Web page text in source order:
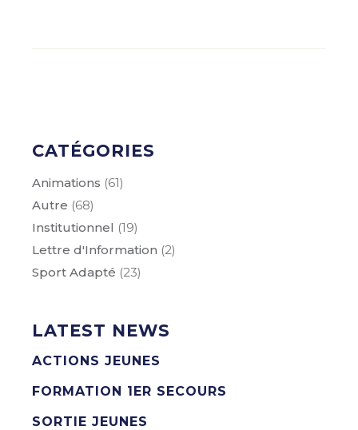
CATÉGORIES
Animations (61)
Autre (68)
Institutionnel (19)
Lettre d'Information (2)
Sport Adapté (23)
LATEST NEWS
ACTIONS JEUNES
FORMATION 1ER SECOURS
SORTIE JEUNES